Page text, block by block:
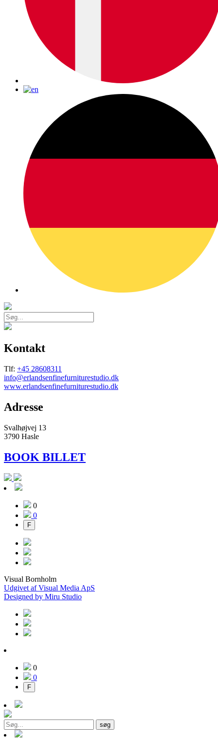
Kontakt
Tlf: +45 28608311
info@erlandsenfinefurniturestudio.dk
www.erlandsenfinefurniturestudio.dk
Adresse
Svalhøjvej 13
3790 Hasle
BOOK BILLET
0
0
F
Visual Bornholm
Udgivet af Visual Media ApS
Designed by Miru Studio
0
0
F
søg